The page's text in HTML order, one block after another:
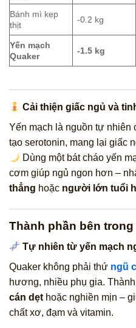
Bánh mì kẹp
thịt
-0.2 kg
Yến mạch
Quaker
-1.5 kg
Cải thiện giấc ngủ và
Yến mạch là nguồn tự nhiên
tạo serotonin, mang lại giấc
Dùng một bát cháo yến
cơm giúp ngủ ngon hơn –
thẳng hoặc người lớn tuổi
Thành phần bên
Tự nhiên từ yến mạch
Quaker không phải thứ ngũ
hương, nhiều phụ gia.
cán dẹt hoặc nghiền mịn –
chất xơ, đạm và vitamin.